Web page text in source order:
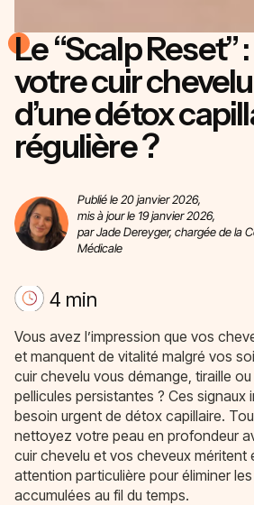
Le “Scalp Reset”
votre cuir
d’une détox
régulière ?
Publié le 20 janvier 2026,
mis à jour le 19 janvier 2026,
par Jade Dereyger, chargée de la
Médicale
4 min
Vous avez l’impression que vos
et manquent de vitalité malgré vos
cuir chevelu vous démange, tiraille
pellicules persistantes ? Ces signaux
besoin urgent de détox capillaire.
nettoyez votre peau en profondeur
cuir chevelu et vos cheveux méritent
attention particulière pour éliminer
accumulées au fil du temps.